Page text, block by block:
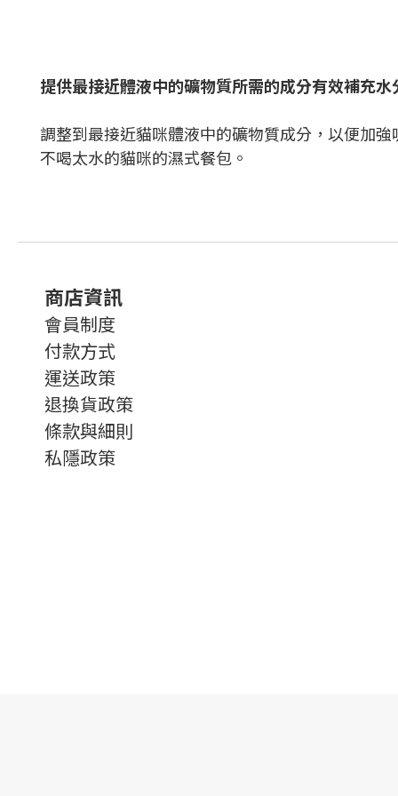
提供最接近體液中的礦物質所需的成分有效補充水
調整到最接近貓咪體液中的礦物質成分，以便加
不喝太水的貓咪的濕式餐包。
商店資訊
會員制度
付款方式
運送政策
退換貨政策
條款與細則
私隱政策